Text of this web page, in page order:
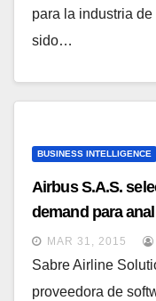
para la industria
sido…
BUSINESS INTELLIGENCE
Airbus S.A.S.
demand para
MAR 31, 2015
Sabre Airline
proveedora de